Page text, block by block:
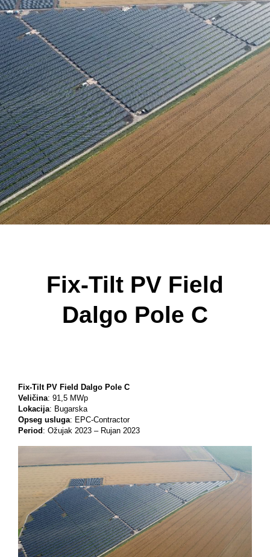
Karijera
Kontakt
Partner
Investitora
Fix-Tilt PV Field
Dalgo Pole C
Fix-Tilt PV Field Dalgo Pole C
Veličina: 91,5 MWp
Lokacija: Bugarska
Opseg usluga: EPC-Contractor
Period : Ožujak 2023 – Rujan 2023